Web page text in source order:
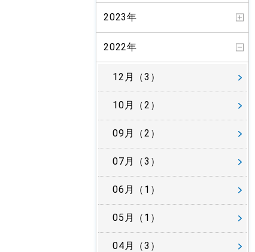
2023年
2022年
12月（3）
10月（2）
09月（2）
07月（3）
06月（1）
05月（1）
04月（3）